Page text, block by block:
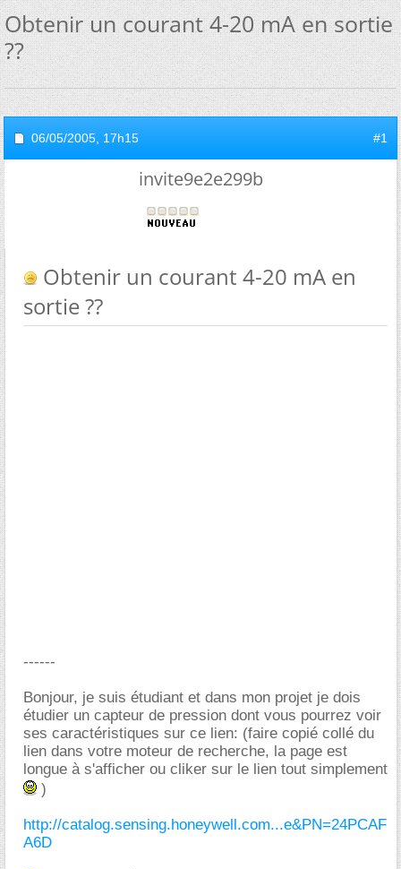
Obtenir un courant 4-20 mA en sortie
??
06/05/2005, 17h15 #1
invite9e2e299b
Obtenir un courant 4-20 mA en
sortie ??
------
Bonjour, je suis étudiant et dans mon projet je dois
étudier un capteur de pression dont vous pourrez voir
ses caractéristiques sur ce lien: (faire copié collé du
lien dans votre moteur de recherche, la page est
longue à s'afficher ou cliker sur le lien tout simplement
)
http://catalog.sensing.honeywell.com...e&PN=24PCAF
A6D